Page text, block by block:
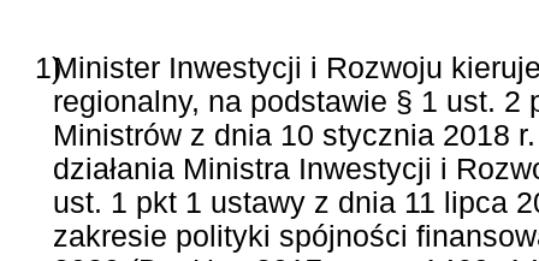
1)Minister Inwestycji i Rozwoju
regionalny, na podstawie § 1 ust.
Ministrów z dnia 10 stycznia 2018
działania Ministra Inwestycji i
ust. 1 pkt 1 ustawy z dnia 11 lipca
zakresie polityki spójności